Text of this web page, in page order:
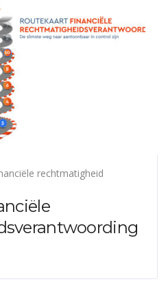
rechtmatigheid